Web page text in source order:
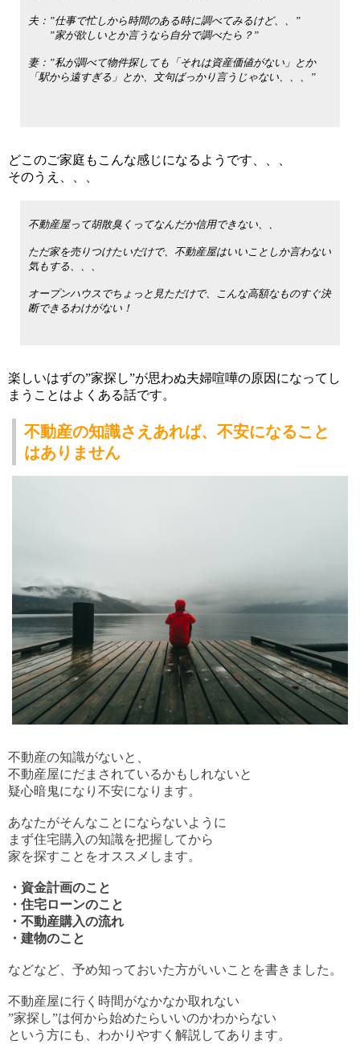
夫：”仕事で忙しから時間のある時に調べてみるけど、、”
”家が欲しいとか言うなら自分で調べたら？”
妻：”私が調べて物件探しても「それは資産価値がない」とか
「駅から遠すぎる」とか、文句ばっかり言うじゃない、、、”
どこのご家庭もこんな感じになるようです、、、
そのうえ、、、
不動産屋って胡散臭くってなんだか信用できない、、
ただ家を売りつけたいだけで、不動産屋はいいことしか言わない
気もする、、、
オープンハウスでちょっと見ただけで、こんな高額なものすぐ決
断できるわけがない！
楽しいはずの”家探し”が思わぬ夫婦喧嘩の原因になってし
まうことはよくある話です。
不動産の知識さえあれば、 不安になること
はありません
不動産の知識がないと、
不動産屋にだまされているかもしれないと
疑心暗鬼になり不安になります。
あなたがそんなことにならないように
まず住宅購入の知識を把握してから
家を探すことをオススメします。
・資金計画のこと
・住宅ローンのこと
・不動産購入の流れ
・建物のこと
などなど、予め知っておいた方がいいことを書きました。
不動産屋に行く時間がなかなか取れない
”家探し”は何から始めたらいいのかわからない
という方にも、わかりやすく解説してあります。